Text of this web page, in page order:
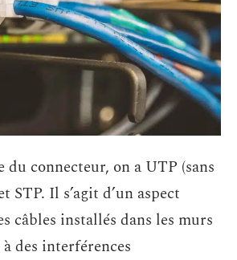
connecteur, on a UTP (sans
STP. Il s’agit d’un aspect
câbles installés dans les murs
à des interférences